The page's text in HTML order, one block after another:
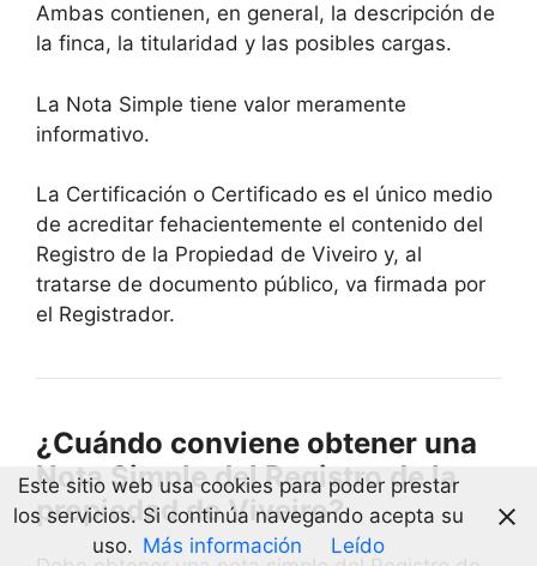
Ambas contienen, en general, la descripción de
la finca, la titularidad y las posibles cargas.
La Nota Simple tiene valor meramente
informativo.
La Certificación o Certificado es el único medio
de acreditar fehacientemente el contenido del
Registro de la Propiedad de Viveiro y, al
tratarse de documento público, va firmada por
el Registrador.
¿Cuándo conviene obtener una
Nota Simple del Registro de la
propiedad de Viveiro?
Este sitio web usa cookies para poder prestar
los servicios. Si continúa navegando acepta su
uso. Más información Leído